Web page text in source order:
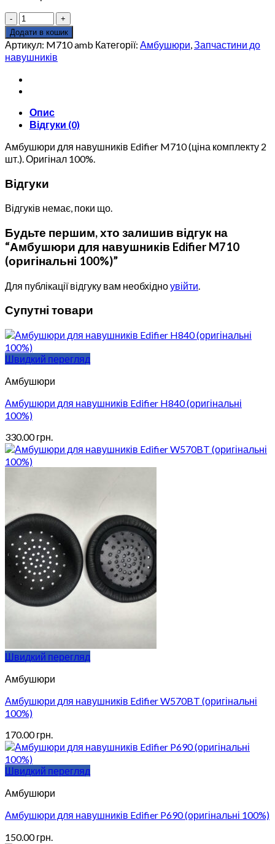
Амбушюри
для
навушників
Edifier
M710
(оригінальні
100%)
Додати в кошик
Артикул: M710 amb Категорії: Амбушюри,Запчастини до
навушників
Опис
Відгуки (0)
Амбушюри для навушників Edifier M710 (ціна комплекту 2
шт.). Оригінал 100%.
Відгуки
Відгуків немає, поки що.
Будьте першим, хто залишив відгук на
“Амбушюри для навушників Edifier M710
(оригінальні 100%)”
Для публікації відгуку вам необхідноувійти
Супутні товари
Швидкий перегляд
Амбушюри
Амбушюри для навушників Edifier H840 (оригінальні
100%)
330.00грн.
Швидкий перегляд
Амбушюри
Амбушюри для навушників Edifier W570BT (оригінальні
100%)
170.00грн.
Швидкий перегляд
Амбушюри
Амбушюри для навушників Edifier P690 (оригінальні 100%)
150.00грн.